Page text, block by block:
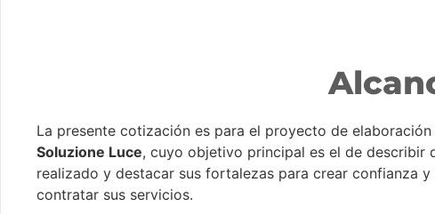
La presente cotización es para el proyecto de
Soluzione Luce, cuyo objetivo principal es el de describir
realizado y destacar sus fortalezas para crear confianza
contratar sus servicios.